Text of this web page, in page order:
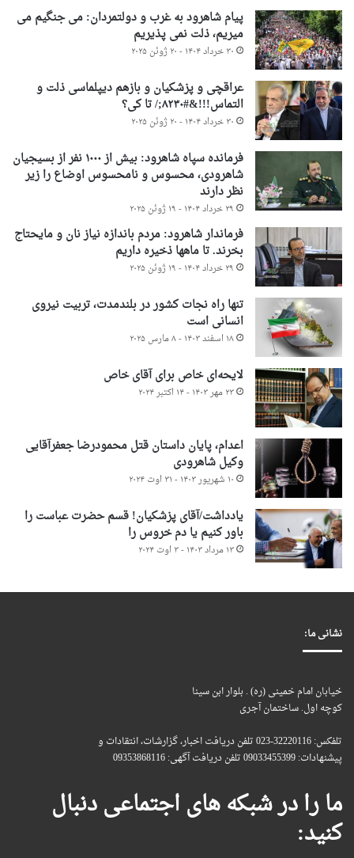
پیام شاهرود به غرب و دولتمردان: می جنگیم می
میریم، ذلت نمی پذیریم
۳۰ خرداد ۱۴۰۴ - ۲۰ ژوئن ۲۰۲۵
عراقچی و پزشکیان و بازهم دیپلماسی ذلت و
التماس!!!&#۸۲۳۰;/ تا کی؟
۳۰ خرداد ۱۴۰۴ - ۲۰ ژوئن ۲۰۲۵
فرمانده سپاه شاهرود: بیش از ۱۰۰۰ نفر از بسیجیان
شاهرودی، محسوس و نامحسوس اوضاع را زیر
نظر دارند
۲۹ خرداد ۱۴۰۴ - ۱۹ ژوئن ۲۰۲۵
فرماندار شاهرود: مردم باندازه نیاز نان و مایحتاج
بخرند. تا ماهها ذخیره داریم
۲۹ خرداد ۱۴۰۴ - ۱۹ ژوئن ۲۰۲۵
تنها راه نجات کشور در بلندمدت، تربیت نیروی
انسانی است
۱۸ اسفند ۱۴۰۳ - ۸ مارس ۲۰۲۵
لایحه‌ای خاص برای آقای خاص
۲۳ مهر ۱۴۰۳ - ۱۴ اکتبر ۲۰۲۴
اعدام، پایان داستان قتل محمودرضا جعفرآقایی
وکیل شاهرودی
۱۰ شهریور ۱۴۰۳ - ۳۱ اوت ۲۰۲۴
یادداشت/آقای پزشکیان! قسم حضرت عباست را
باور کنیم یا دم خروس را
۱۳ مرداد ۱۴۰۳ - ۳ اوت ۲۰۲۴
نشانی ما:
خیابان امام خمینی (ره) . بلوار ابن سینا
کوچه اول. ساختمان آجری
تلفکس: 32220116-023 تلفن دریافت اخبار، گزارشات، انتقادات و
پیشنهادات: 09033455399 تلفن دریافت آگهی: 09353868116
ما را در شبکه های اجتماعی دنبال
کنید: